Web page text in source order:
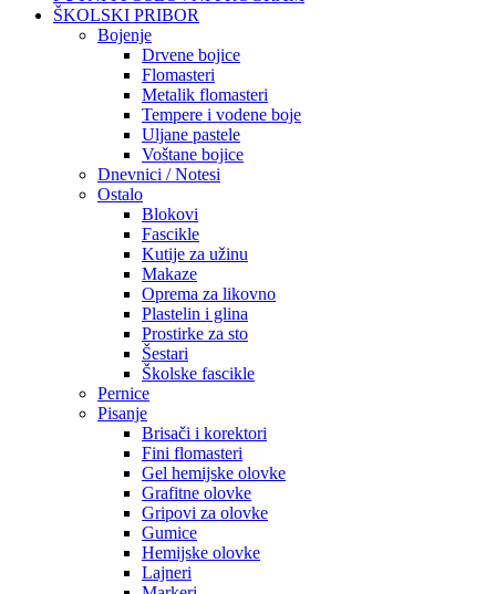
ŠKOLSKI PRIBOR
Bojenje
Drvene bojice
Flomasteri
Metalik flomasteri
Tempere i vodene boje
Uljane pastele
Voštane bojice
Dnevnici / Notesi
Ostalo
Blokovi
Fascikle
Kutije za užinu
Makaze
Oprema za likovno
Plastelin i glina
Prostirke za sto
Šestari
Školske fascikle
Pernice
Pisanje
Brisači i korektori
Fini flomasteri
Gel hemijske olovke
Grafitne olovke
Gripovi za olovke
Gumice
Hemijske olovke
Lajneri